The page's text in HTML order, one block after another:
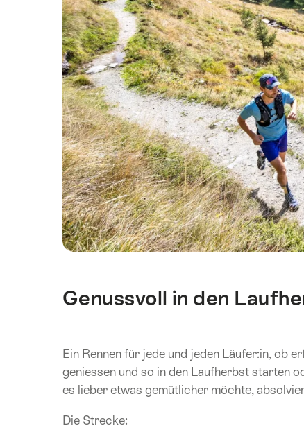
Einleitung
Genussvoll in den
Ein Rennen für jede und jeden Läufer:in, ob
geniessen und so in den Laufherbst starten
es lieber etwas gemütlicher möchte,
Die Strecke: